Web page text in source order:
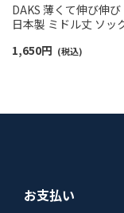
DAKS 薄くて伸び伸
日本製 ミドル丈 ソッ
1,650円 (税込)
お支払い